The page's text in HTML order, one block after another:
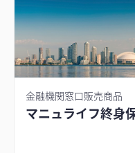
金融機関窓口販売商品
マニュライフ終身